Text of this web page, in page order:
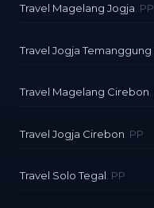
Travel Magelang Jogja . PP
Travel Jogja Temanggung
Travel Magelang Cirebon
Travel Jogja Cirebon . PP
Travel Solo Tegal. PP